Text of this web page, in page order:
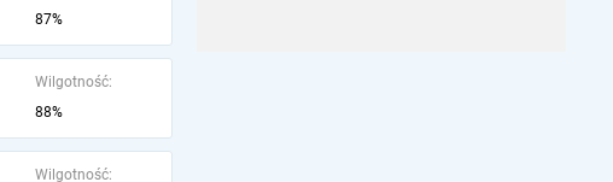
87%
Wilgotność:
88%
Wilgotność: